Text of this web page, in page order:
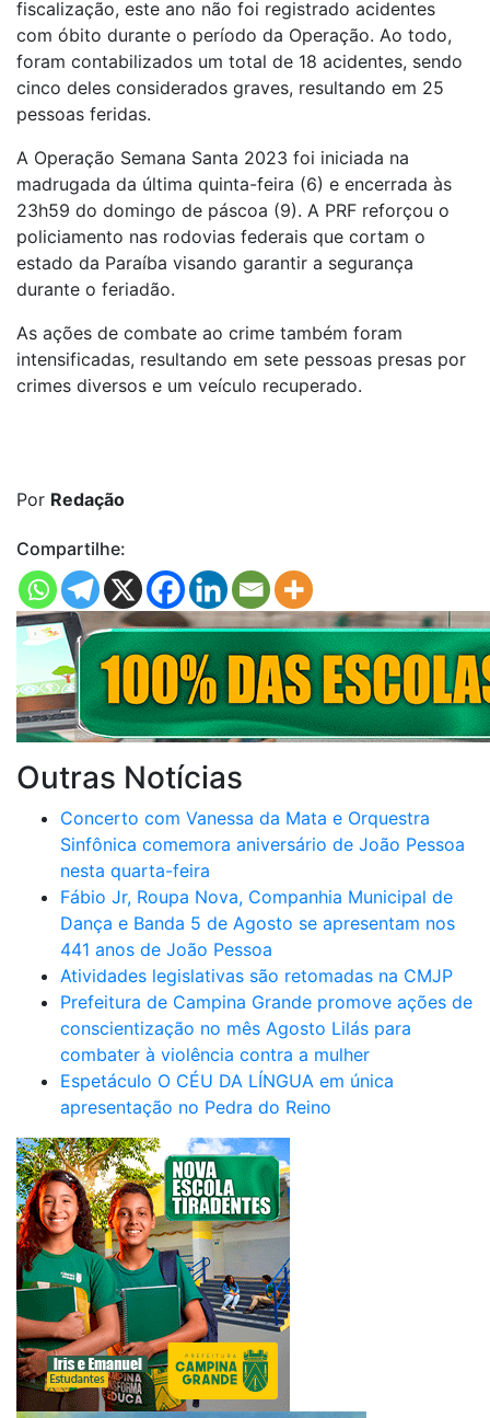
fiscalização, este ano não foi registrado acidentes
com óbito durante o período da Operação. Ao todo,
foram contabilizados um total de 18 acidentes, sendo
cinco deles considerados graves, resultando em 25
pessoas feridas.
A Operação Semana Santa 2023 foi iniciada na
madrugada da última quinta-feira (6) e encerrada às
23h59 do domingo de páscoa (9). A PRF reforçou o
policiamento nas rodovias federais que cortam o
estado da Paraíba visando garantir a segurança
durante o feriadão.
As ações de combate ao crime também foram
intensificadas, resultando em sete pessoas presas por
crimes diversos e um veículo recuperado.
Por Redação
Compartilhe:
Outras Notícias
Concerto com Vanessa da Mata e Orquestra
Sinfônica comemora aniversário de João Pessoa
nesta quarta-feira
Fábio Jr, Roupa Nova, Companhia Municipal de
Dança e Banda 5 de Agosto se apresentam nos
441 anos de João Pessoa
Atividades legislativas são retomadas na CMJP
Prefeitura de Campina Grande promove ações de
conscientização no mês Agosto Lilás para
combater à violência contra a mulher
Espetáculo O CÉU DA LÍNGUA em única
apresentação no Pedra do Reino